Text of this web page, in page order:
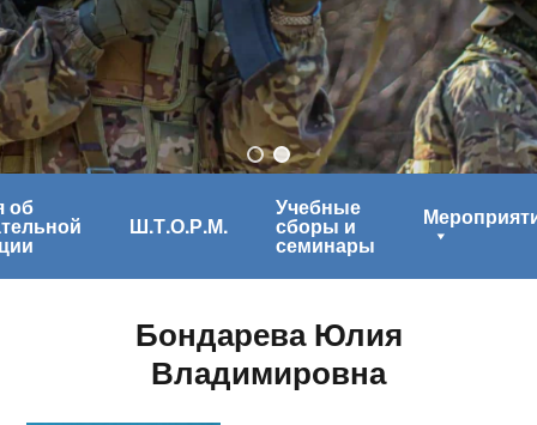
об
Ш.Т.О.Р.М.
Учебные
сборы и
семинары
Бондарева Юлия
Владимировна